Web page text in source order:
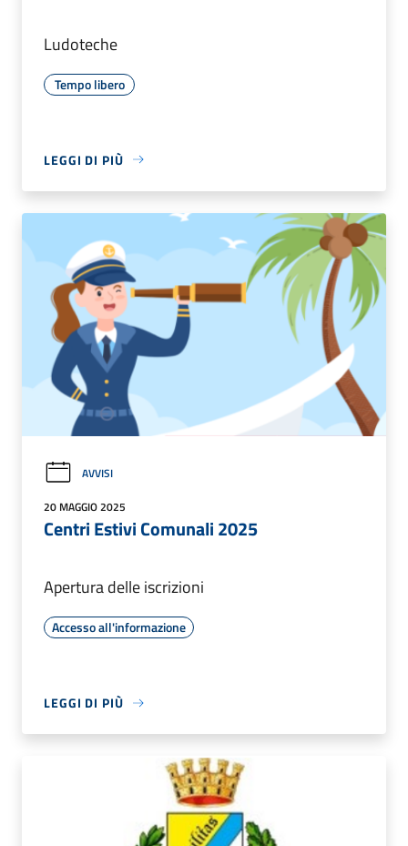
Ludoteche
Tempo libero
LEGGI DI PIÙ
AVVISI
20 MAGGIO 2025
Centri Estivi Comunali 2025
Apertura delle iscrizioni
Accesso all'informazione
LEGGI DI PIÙ